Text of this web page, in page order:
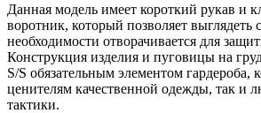
Данная модель имеет короткий рукав и
воротник, который позволяет выглядеть
необходимости отворачивается для
Конструкция изделия и пуговицы на
S/S обязательным элементом гардероба,
ценителям качественной одежды, так и
тактики.